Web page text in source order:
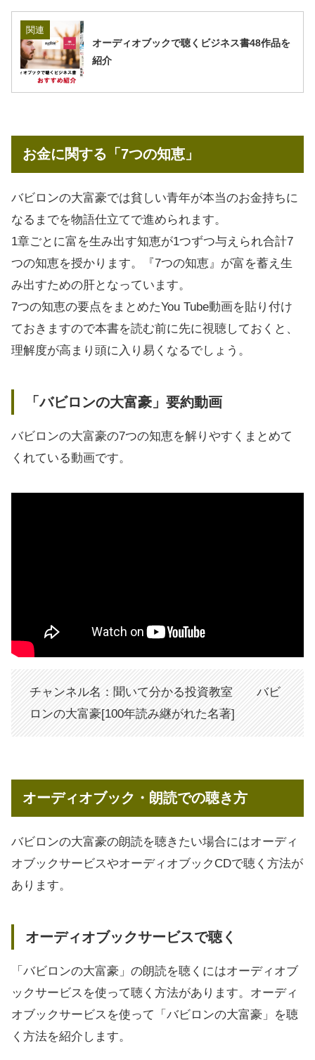
関連
オーディオブックで聴くビジネス書48作品を
紹介
お金に関する「7つの知恵」
バビロンの大富豪では貧しい青年が本当のお金持ちに
なるまでを物語仕立てで進められます。
1章ごとに富を生み出す知恵が1つずつ与えられ合計7
つの知恵を授かります。『7つの知恵』が富を蓄え生
み出すための肝となっています。
7つの知恵の要点をまとめたYou Tube動画を貼り付け
ておきますので本書を読む前に先に視聴しておくと、
理解度が高まり頭に入り易くなるでしょう。
「バビロンの大富豪」要約動画
バビロンの大富豪の7つの知恵を解りやすくまとめて
くれている動画です。
チャンネル名：聞いて分かる投資教室 バビ
ロンの大富豪[100年読み継がれた名著]
オーディオブック・朗読での聴き方
バビロンの大富豪の朗読を聴きたい場合にはオーディ
オブックサービスやオーディオブックCDで聴く方法が
あります。
オーディオブックサービスで聴く
「バビロンの大富豪」の朗読を聴くにはオーディオブ
ックサービスを使って聴く方法があります。オーディ
オブックサービスを使って「バビロンの大富豪」を聴
く方法を紹介します。